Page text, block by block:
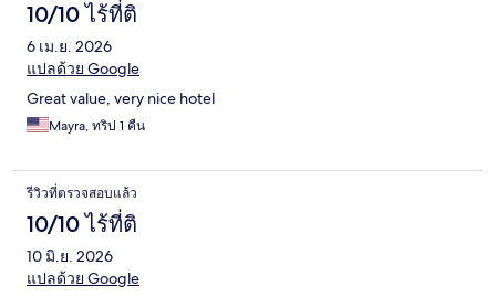
10/10 ไร้ที่ติ
6 เม.ย. 2026
แปลด้วย Google
Great value, very nice hotel
Mayra, ทริป 1 คืน
รีวิวที่ตรวจสอบแล้ว
10/10 ไร้ที่ติ
10 มิ.ย. 2026
แปลด้วย Google